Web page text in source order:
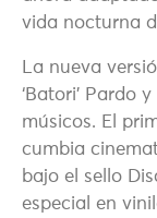
vida nocturna
La nueva
‘Batori’ Pardo
músicos. El
cumbia
bajo el sello
especial en